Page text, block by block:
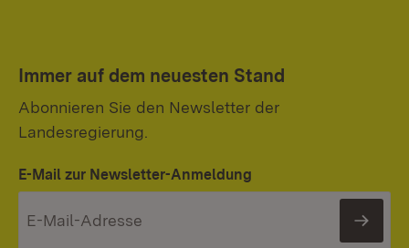
Immer auf dem neuesten Stand
Abonnieren Sie den Newsletter der
Landesregierung.
E-Mail zur Newsletter-Anmeldung